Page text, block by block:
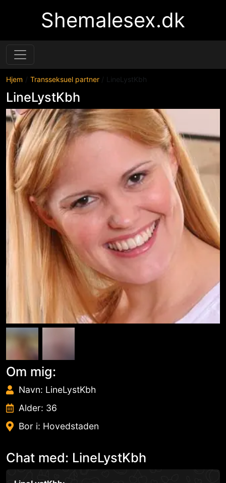
Shemalesex.dk
Hjem Transseksuel partner LineLystKbh
LineLystKbh
Om mig:
Navn: LineLystKbh
Alder: 36
Bor i: Hovedstaden
Chat med: LineLystKbh